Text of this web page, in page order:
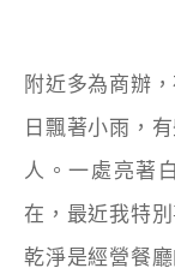
附近多為商辦
日飄著小雨，
人。一處亮著
在，最近我特
乾淨是經營餐